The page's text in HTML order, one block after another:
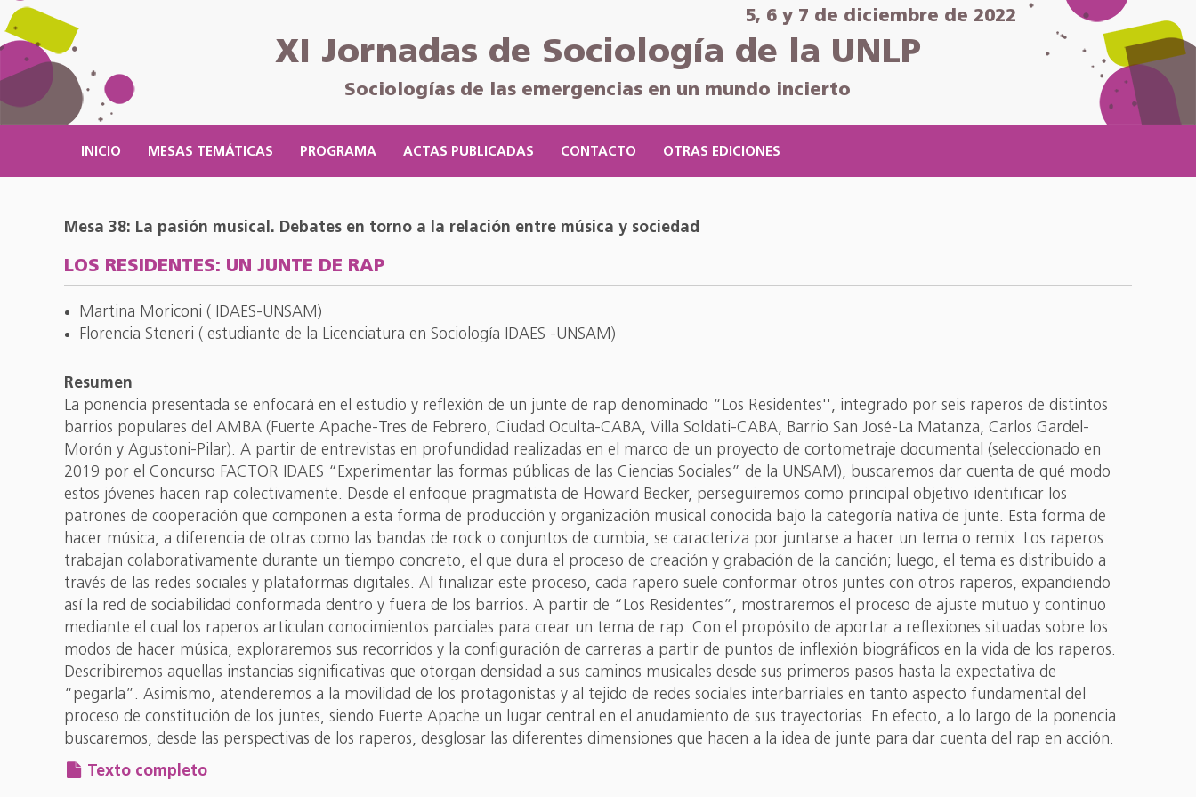
5, 6 y 7 de diciembre de 2022
XI Jornadas de Sociología de la UNLP
Sociologías de las emergencias en un mundo incierto
INICIO MESAS TEMÁTICAS PROGRAMA ACTAS PUBLICADAS CONTACTO OTRAS EDICIONES
Mesa 38: La pasión musical. Debates en torno a la relación entre música y sociedad
LOS RESIDENTES: UN JUNTE DE RAP
Martina Moriconi ( IDAES-UNSAM)
Florencia Steneri ( estudiante de la Licenciatura en Sociología IDAES -UNSAM)
Resumen
La ponencia presentada se enfocará en el estudio y reflexión de un junte de rap denominado “Los Residentes'', integrado por seis raperos de distintos
barrios populares del AMBA (Fuerte Apache-Tres de Febrero, Ciudad Oculta-CABA, Villa Soldati-CABA, Barrio San José-La Matanza, Carlos Gardel-
Morón y Agustoni-Pilar). A partir de entrevistas en profundidad realizadas en el marco de un proyecto de cortometraje documental (seleccionado en
2019 por el Concurso FACTOR IDAES “Experimentar las formas públicas de las Ciencias Sociales” de la UNSAM), buscaremos dar cuenta de qué modo
estos jóvenes hacen rap colectivamente. Desde el enfoque pragmatista de Howard Becker, perseguiremos como principal objetivo identificar los
patrones de cooperación que componen a esta forma de producción y organización musical conocida bajo la categoría nativa de junte. Esta forma de
hacer música, a diferencia de otras como las bandas de rock o conjuntos de cumbia, se caracteriza por juntarse a hacer un tema o remix. Los raperos
trabajan colaborativamente durante un tiempo concreto, el que dura el proceso de creación y grabación de la canción; luego, el tema es distribuido a
través de las redes sociales y plataformas digitales. Al finalizar este proceso, cada rapero suele conformar otros juntes con otros raperos, expandiendo
así la red de sociabilidad conformada dentro y fuera de los barrios. A partir de “Los Residentes”, mostraremos el proceso de ajuste mutuo y continuo
mediante el cual los raperos articulan conocimientos parciales para crear un tema de rap. Con el propósito de aportar a reflexiones situadas sobre los
modos de hacer música, exploraremos sus recorridos y la configuración de carreras a partir de puntos de inflexión biográficos en la vida de los raperos.
Describiremos aquellas instancias significativas que otorgan densidad a sus caminos musicales desde sus primeros pasos hasta la expectativa de
“pegarla”. Asimismo, atenderemos a la movilidad de los protagonistas y al tejido de redes sociales interbarriales en tanto aspecto fundamental del
proceso de constitución de los juntes, siendo Fuerte Apache un lugar central en el anudamiento de sus trayectorias. En efecto, a lo largo de la ponencia
buscaremos, desde las perspectivas de los raperos, desglosar las diferentes dimensiones que hacen a la idea de junte para dar cuenta del rap en acción.
Texto completo